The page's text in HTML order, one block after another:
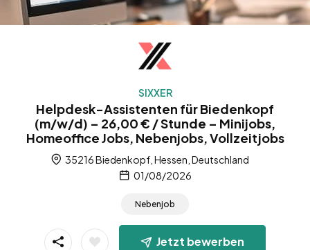
SIXXER
Helpdesk-Assistenten für Biedenkopf
(m/w/d) – 26,00 € / Stunde – Minijobs,
Homeoffice Jobs, Nebenjobs, Vollzeitjobs
35216 Biedenkopf, Hessen, Deutschland
01/08/2026
Nebenjob
Jetzt bewerben